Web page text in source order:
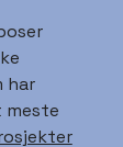
har